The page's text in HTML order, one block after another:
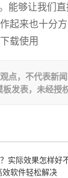
够让我们直
起来也十分
载使用
点，不代表新
发表，未经授
实际效果怎样好
效软件轻松解决